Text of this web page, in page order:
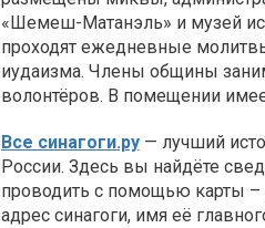
«Шемеш-Матанэль» и музей
проходят ежедневные
иудаизма. Члены общины
волонтёров. В помещении
Все синагоги.ру— лучший
России. Здесь вы найдёте
проводить с помощью карты –
адрес синагоги, имя её